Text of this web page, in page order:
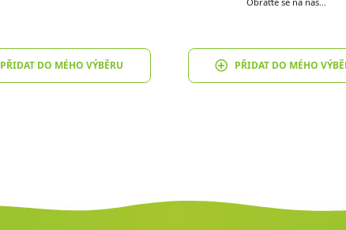
PŘIDAT DO MÉHO VÝBĚRU PŘIDAT DO MÉHO